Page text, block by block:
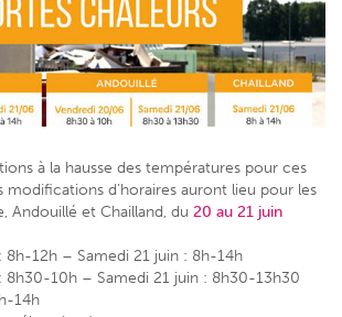
à la hausse des températures pour ces
modifications d’horaires auront lieu pour les
Andouillé et Chailland, du 20 au 21 juin
8h-12h – Samedi 21 juin : 8h-14h
8h30-10h – Samedi 21 juin : 8h30-13h30
14h